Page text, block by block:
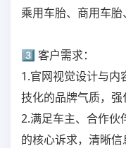
乘用车胎、商用车
3⃣ 客户需求：
1.官网视觉设计与内
技化的品牌气质，
2.满足车主、合作伙
的核心诉求，清晰